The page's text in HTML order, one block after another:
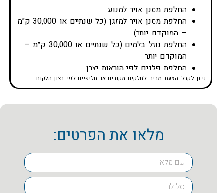
החלפת מסנן אויר למנוע
החלפת מסנן אויר למזגן (כל שנתיים או 30,000 ק״מ
– המוקדם יותר)
החלפת נוזל בלמים (כל שנתיים או 30,000 ק״מ –
המוקדם יותר
החלפת פלגים לפי הוראות יצרן
ניתן לקבל הצעת מחיר לחלקים מקורים או חליפיים לפי רצון הלקוח
מלאו את הפרטים: